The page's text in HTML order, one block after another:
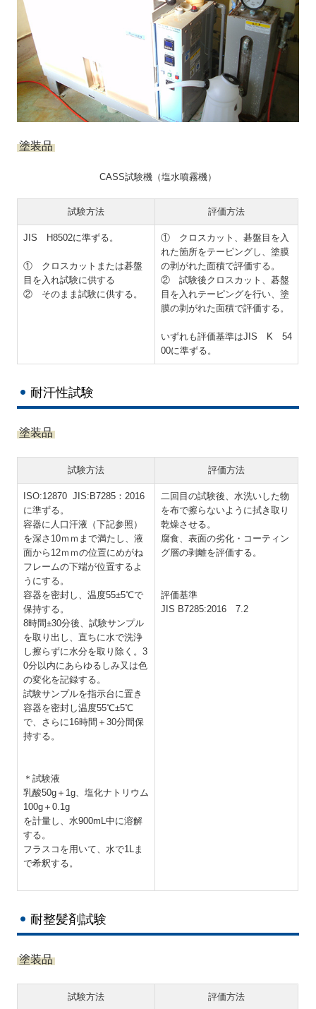
塗装品
CASS試験機（塩水噴霧機）
試験方法 評価方法
JIS H8502に準ずる。
① クロスカットまたは碁盤
目を入れ試験に供する
② そのまま試験に供する。
① クロスカット、碁盤目を入
れた箇所をテーピングし、塗膜
の剥がれた面積で評価する。
② 試験後クロスカット、碁盤
目を入れテーピングを行い、塗
膜の剥がれた面積で評価する。
いずれも評価基準はJIS K 54
00に準ずる。
耐汗性試験
塗装品
試験方法 評価方法
ISO:12870 JIS:B7285：2016
に準ずる。
容器に人口汗液（下記参照）
を深さ10ｍｍまで満たし、液
面から12ｍｍの位置にめがね
フレームの下端が位置するよ
うにする。
容器を密封し、温度55±5℃で
保持する。
8時間±30分後、試験サンプル
を取り出し、直ちに水で洗浄
し擦らずに水分を取り除く。3
0分以内にあらゆるしみ又は色
の変化を記録する。
試験サンプルを指示台に置き
容器を密封し温度55℃±5℃
で、さらに16時間＋30分間保
持する。
＊試験液
乳酸50g＋1g、塩化ナトリウム
100g＋0.1g
を計量し、水900mL中に溶解
する。
フラスコを用いて、水で1Lま
で希釈する。
二回目の試験後、水洗いした物
を布で擦らないように拭き取り
乾燥させる。
腐食、表面の劣化・コーティン
グ層の剥離を評価する。
評価基準
JIS B7285:2016 7.2
耐整髪剤試験
塗装品
試験方法 評価方法